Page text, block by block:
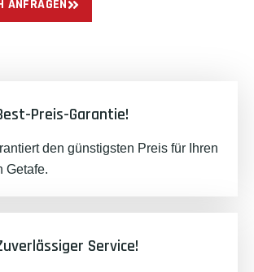
ANFRAGEN
Preis-Garantie!
den günstigsten Preis für Ihren
Getafe.
Service!